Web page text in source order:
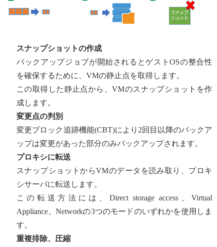
スナップショットの作成
バックアップジョブが開始されるとゲストOSの整合性
を確保するために、VMの静止点を取得します。
この取得した静止点から、VMのスナップショットを作
成します。
変更点の判別
変更ブロック追跡機能(CBT)により2回目以降のバックア
ップは変更があった部分のみバックアップされます。
プロキシに転送
スナップショットからVMのデータを読み取り、プロキ
シサーバに転送します。
この転送方法には、Direct storage access、Virtual
Appliance、Networkの3つのモードのいずれかを使用しま
す。
重複排除、圧縮